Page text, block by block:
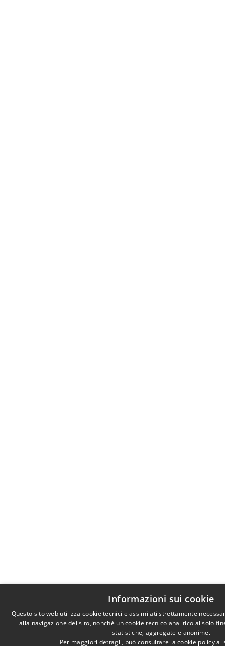
Informazioni sui cookie
Questo sito web utilizza cookie tecnici e assimilati strettamente
alla navigazione del sito, nonché un cookie tecnico analitico al solo
statistiche, aggregate e anonime.
Per maggiori dettagli, può consultare la cookie policy